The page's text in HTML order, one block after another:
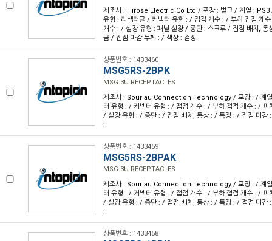
제조사 : Hirose Electric Co Ltd / 포장 : 벌크 / 계열 : PS3
유형 : 리셉터클 / 커넥터 유형 : / 접점 개수 : / 부하 접점 개
개수 : / 실장 유형 : 패널 실장 / 종단 : 스크루 / 접점 배치,
금 / 접점 마감 두께 : / 색상 : 검정
상품번호 : 1433460
MSG5RS-2BPK
MSG 3U RECEPTACLES
제조사 : Souriau Connection Technology / 포장 : / 계열
터 유형 : / 커넥터 유형 : / 접점 개수 : / 부하 접점 개수 : /
/ 실장 유형 : / 종단 : / 접점 배치, 통상 : / 특징 : / 접점 마감
:
상품번호 : 1433459
MSG5RS-2BPAK
MSG 3U RECEPTACLES
제조사 : Souriau Connection Technology / 포장 : / 계열
터 유형 : / 커넥터 유형 : / 접점 개수 : / 부하 접점 개수 : /
/ 실장 유형 : / 종단 : / 접점 배치, 통상 : / 특징 : / 접점 마감
:
상품번호 : 1433458